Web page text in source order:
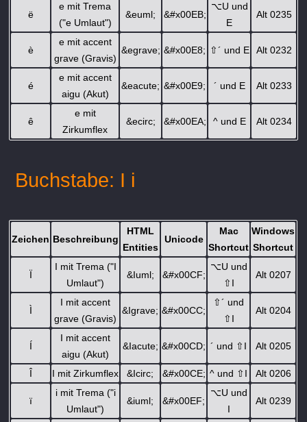
ë
e mit Trema
("e Umlaut")
&euml; &#x00EB;
⌥U und
E
Alt 0235
è
e mit accent
grave (Gravis)
&egrave; &#x00E8; ⇧´ und E Alt 0232
é
e mit accent
aigu (Akut)
&eacute; &#x00E9; ´ und E Alt 0233
ê
e mit
Zirkumflex
&ecirc; &#x00EA; ^ und E Alt 0234
Buchstabe: I i
Zeichen Beschreibung
HTML
Entities
Unicode
Mac
Shortcut
Windows
Shortcut
Ï
I mit Trema ("I
Umlaut")
&Iuml; &#x00CF;
⌥U und
⇧ I
Alt 0207
Ì
I mit accent
grave (Gravis)
&Igrave; &#x00CC;
⇧´ und
⇧ I
Alt 0204
Í
I mit accent
aigu (Akut)
&Iacute; &#x00CD; ´ und ⇧ I Alt 0205
Î I mit Zirkumflex &Icirc; &#x00CE; ^ und ⇧ I Alt 0206
ï
i mit Trema ("i
Umlaut")
&iuml; &#x00EF;
⌥U und
I
Alt 0239